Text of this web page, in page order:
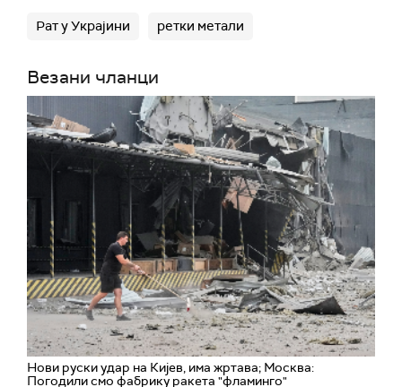
Рат у Украјини ретки метали
Везани чланци
Нови руски удар на Кијев, има жртава; Москва:
Погодили смо фабрику ракета "фламинго"